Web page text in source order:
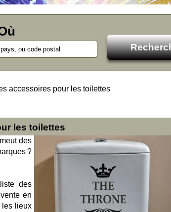
accessoires pour les toilettes
les toilettes
des
?
des
en
les lieux